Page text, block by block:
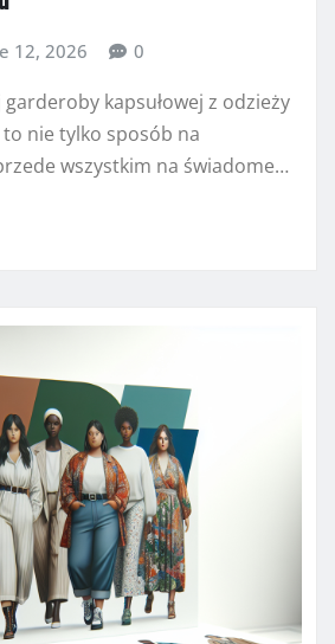
12, 2026 0
garderoby kapsułowej z odzieży
nie tylko sposób na
wszystkim na świadome…